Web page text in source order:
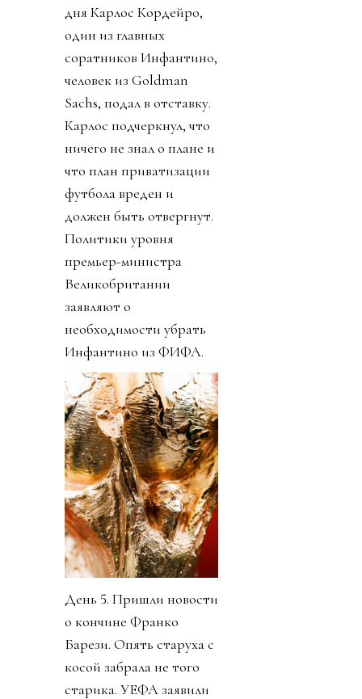
дня Карлос Кордейро,
один из главных
соратников Инфантино,
человек из Goldman
Sachs, подал в отставку.
Карлос подчеркнул, что
ничего не знал о плане и
что план приватизации
футбола вреден и
должен быть отвергнут.
Политики уровня
премьер-министра
Великобритании
заявляют о
необходимости убрать
Инфантино из ФИФА.
День 5. Пришли новости
о кончине Франко
Барези. Опять старуха с
косой забрала не того
старика. УЕФА заявили